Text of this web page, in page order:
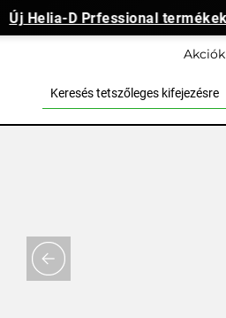
Új Helia-D Prfessional termékek
Akciók